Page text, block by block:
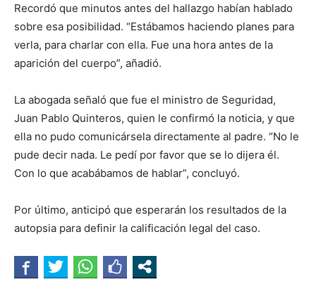
Recordó que minutos antes del hallazgo habían hablado
sobre esa posibilidad. “Estábamos haciendo planes para
verla, para charlar con ella. Fue una hora antes de la
aparición del cuerpo”, añadió.
La abogada señaló que fue el ministro de Seguridad,
Juan Pablo Quinteros, quien le confirmó la noticia, y que
ella no pudo comunicársela directamente al padre. “No le
pude decir nada. Le pedí por favor que se lo dijera él.
Con lo que acabábamos de hablar”, concluyó.
Por último, anticipó que esperarán los resultados de la
autopsia para definir la calificación legal del caso.